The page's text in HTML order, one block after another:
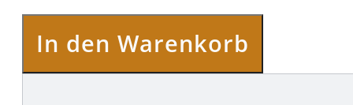
In den Warenkorb